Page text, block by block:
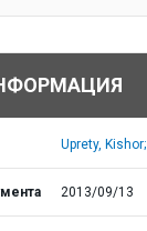
Uprety, Kishor;
2013/09/13